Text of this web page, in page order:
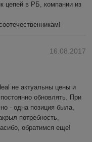
цепей в РБ, компании из
16.08.2017
не актуальны цены и
обновлять. При
- одна позиция была,
потребность,
обратимся еще!